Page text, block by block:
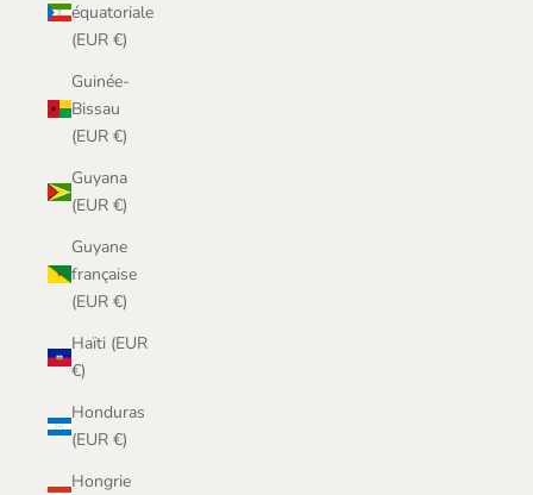
équatoriale
(EUR €)
Guinée-
Bissau
(EUR €)
Guyana
(EUR €)
Guyane
française
(EUR €)
Haïti (EUR
€)
Honduras
(EUR €)
Hongrie